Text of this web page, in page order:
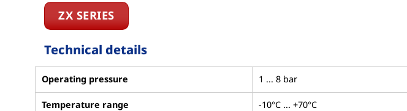
ZX SERIES
Technical details
Operating pressure
1 ... 8 bar
Temperature range
-10°C ... +70°C